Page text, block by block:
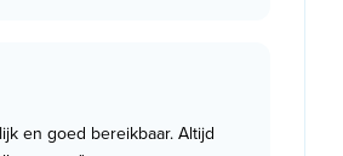
en goed bereikbaar. Altijd